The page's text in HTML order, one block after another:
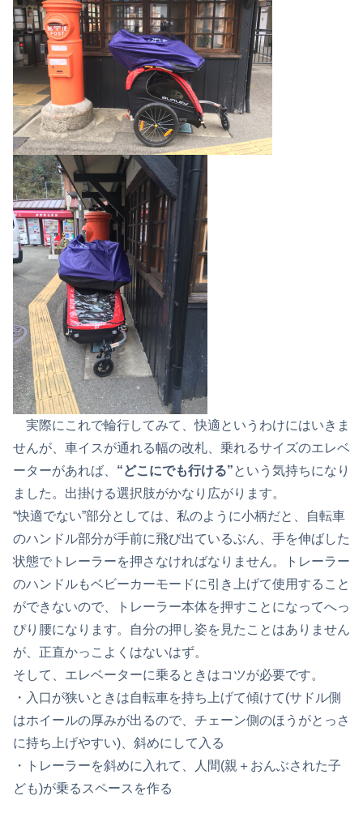
実際にこれで輪行してみて、快適というわけにはいきま
せんが、車イスが通れる幅の改札、乗れるサイズのエレベ
ーターがあれば、 “どこにでも行ける”という気持ちになり
ました。出掛ける選択肢がかなり広がります。
“快適でない”部分としては、私のように小柄だと、自転車
のハンドル部分が手前に飛び出ているぶん、手を伸ばした
状態でトレーラーを押さなければなりません。トレーラー
のハンドルもベビーカーモードに引き上げて使用すること
ができないので、トレーラー本体を押すことになってへっ
ぴり腰になります。自分の押し姿を見たことはありません
が、正直かっこよくはないはず。
そして、エレベーターに乗るときはコツが必要です。
・入口が狭いときは自転車を持ち上げて傾けて(サドル側
はホイールの厚みが出るので、チェーン側のほうがとっさ
に持ち上げやすい)、斜めにして入る
・トレーラーを斜めに入れて、人間(親＋おんぶされた子
ども)が乗るスペースを作る